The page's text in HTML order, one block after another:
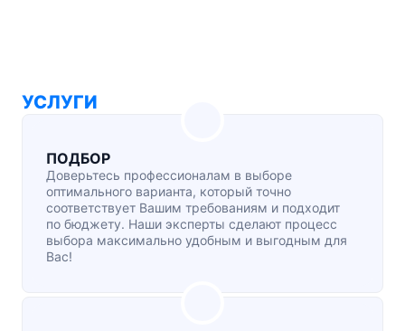
УСЛУГИ
ПОДБОР
Доверьтесь профессионалам в выборе
оптимального варианта, который точно
соответствует Вашим требованиям и подходит
по бюджету. Наши эксперты сделают процесс
выбора максимально удобным и выгодным для
Вас!